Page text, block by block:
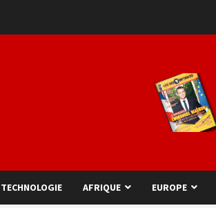
AFRIQUE EUROPE